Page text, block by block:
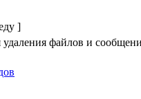
]
удаления файлов и